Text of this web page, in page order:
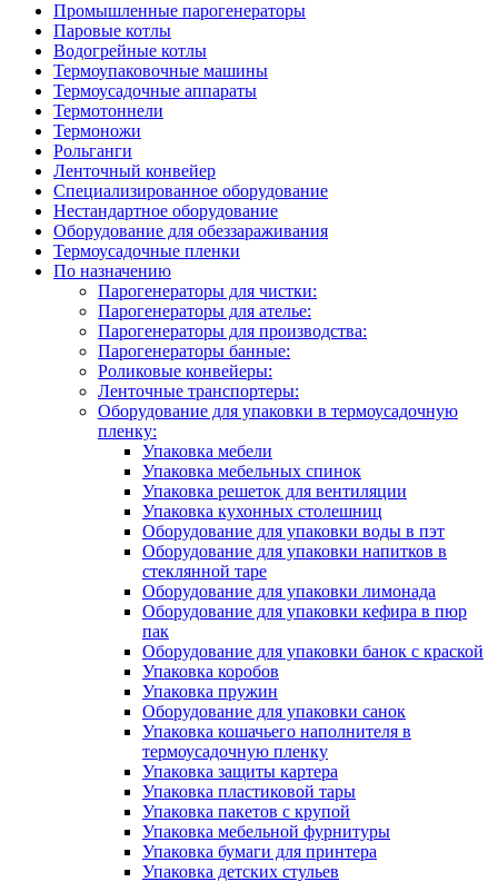
Промышленные парогенераторы
Паровые котлы
Водогрейные котлы
Термоупаковочные машины
Термоусадочные аппараты
Термотоннели
Термоножи
Рольганги
Ленточный конвейер
Специализированное оборудование
Нестандартное оборудование
Оборудование для обеззараживания
Термоусадочные пленки
По назначению
Парогенераторы для чистки:
Парогенераторы для ателье:
Парогенераторы для производства:
Парогенераторы банные:
Роликовые конвейеры:
Ленточные транспортеры:
Оборудование для упаковки в термоусадочную
пленку:
Упаковка мебели
Упаковка мебельных спинок
Упаковка решеток для вентиляции
Упаковка кухонных столешниц
Оборудование для упаковки воды в пэт
Оборудование для упаковки напитков в
стеклянной таре
Оборудование для упаковки лимонада
Оборудование для упаковки кефира в пюр
пак
Оборудование для упаковки банок с краской
Упаковка коробов
Упаковка пружин
Оборудование для упаковки санок
Упаковка кошачьего наполнителя в
термоусадочную пленку
Упаковка защиты картера
Упаковка пластиковой тары
Упаковка пакетов с крупой
Упаковка мебельной фурнитуры
Упаковка бумаги для принтера
Упаковка детских стульев